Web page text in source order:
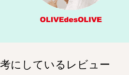
にしているレビュー